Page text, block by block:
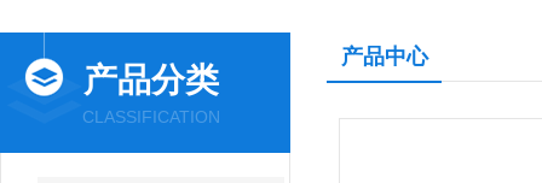
产品分类
CLASSIFICATION
产品中心